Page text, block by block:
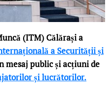
(ITM) Călărași a
a Securității și
mesaj public și acțiuni de
și lucrătorilor.